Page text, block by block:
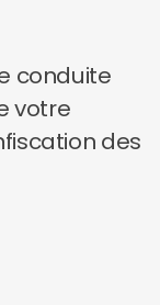
conduite
votre
des